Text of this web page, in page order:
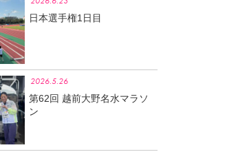
日本選手権1日目
2026.5.26
第62回 越前大野名水マラソ
ン